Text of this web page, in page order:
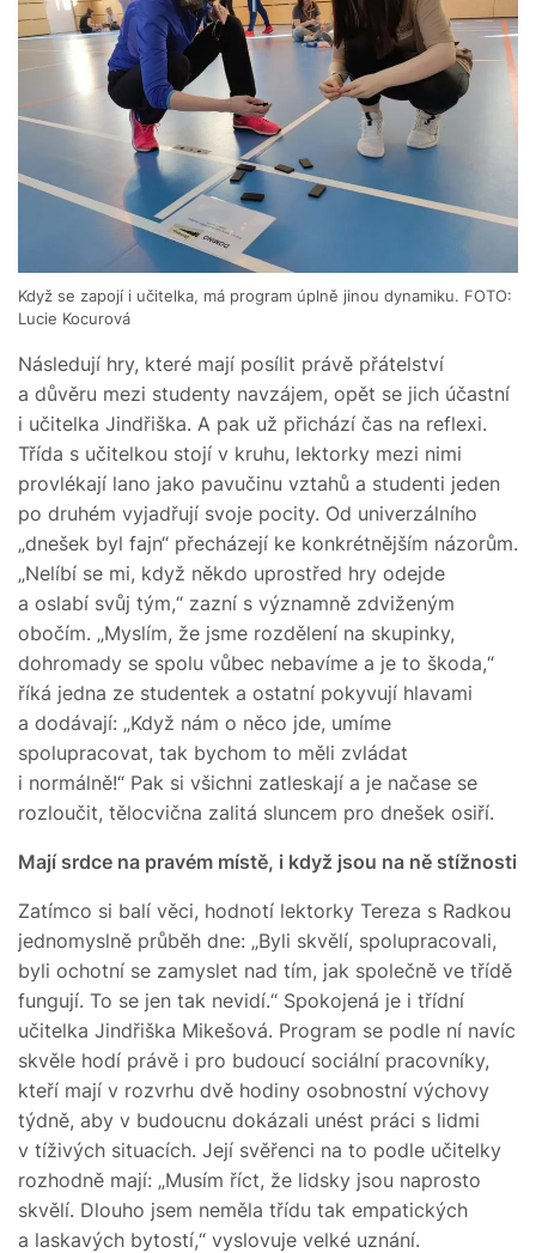
Když se zapojí i učitelka, má program úplně jinou dynamiku. FOTO:
Lucie Kocurová
Následují hry, které mají posílit právě přátelství
a důvěru mezi studenty navzájem, opět se jich účastní
i učitelka Jindřiška. A pak už přichází čas na reflexi.
Třída s učitelkou stojí v kruhu, lektorky mezi nimi
provlékají lano jako pavučinu vztahů a studenti jeden
po druhém vyjadřují svoje pocity. Od univerzálního
„dnešek byl fajn“ přecházejí ke konkrétnějším názorům.
„Nelíbí se mi, když někdo uprostřed hry odejde
a oslabí svůj tým,“ zazní s významně zdviženým
obočím. „Myslím, že jsme rozdělení na skupinky,
dohromady se spolu vůbec nebavíme a je to škoda,“
říká jedna ze studentek a ostatní pokyvují hlavami
a dodávají: „Když nám o něco jde, umíme
spolupracovat, tak bychom to měli zvládat
i normálně!“ Pak si všichni zatleskají a je načase se
rozloučit, tělocvična zalitá sluncem pro dnešek osiří.
Mají srdce na pravém místě, i když jsou na ně stížnosti
Zatímco si balí věci, hodnotí lektorky Tereza s Radkou
jednomyslně průběh dne: „Byli skvělí, spolupracovali,
byli ochotní se zamyslet nad tím, jak společně ve třídě
fungují. To se jen tak nevidí.“ Spokojená je i třídní
učitelka Jindřiška Mikešová. Program se podle ní navíc
skvěle hodí právě i pro budoucí sociální pracovníky,
kteří mají v rozvrhu dvě hodiny osobnostní výchovy
týdně, aby v budoucnu dokázali unést práci s lidmi
v tíživých situacích. Její svěřenci na to podle učitelky
rozhodně mají: „Musím říct, že lidsky jsou naprosto
skvělí. Dlouho jsem neměla třídu tak empatických
a laskavých bytostí,“ vyslovuje velké uznání.